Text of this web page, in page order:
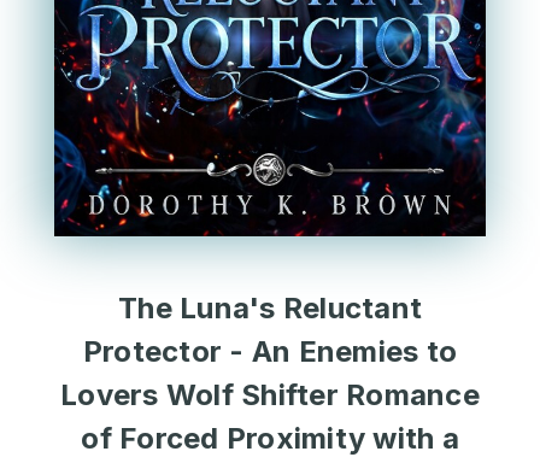
The Luna's Reluctant
Protector - An Enemies to
Lovers Wolf Shifter Romance
of Forced Proximity with a